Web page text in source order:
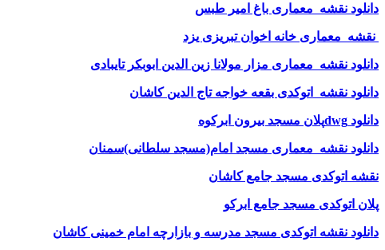
دانلود نقشه معماری باغ امیر طبس
نقشه معماری خانه اخوان تبریزی یزد
دانلود نقشه معماری مزار مولانا زین الدین ابوبکر تایبادی
دانلود نقشه اتوکدی بقعه خواجه تاج الدین کاشان
دانلود dwgپلان مسجد بیرون ابرکوه
دانلود نقشه معماری مسجد امام(مسجد سلطانی)سمنان
نقشه اتوکدی مسجد جامع کاشان
پلان اتوکدی مسجد جامع ابرکو
دانلود نقشه اتوکدی مسجد مدرسه و بازارچه امام خمینی کاشان